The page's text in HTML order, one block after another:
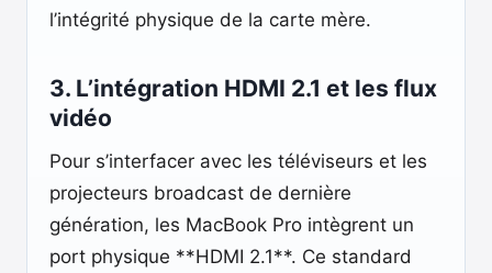
l’intégrité physique de la carte mère.
3. L’intégration HDMI 2.1 et les flux
vidéo
Pour s’interfacer avec les téléviseurs et les
projecteurs broadcast de dernière
génération, les MacBook Pro intègrent un
port physique **HDMI 2.1**. Ce standard